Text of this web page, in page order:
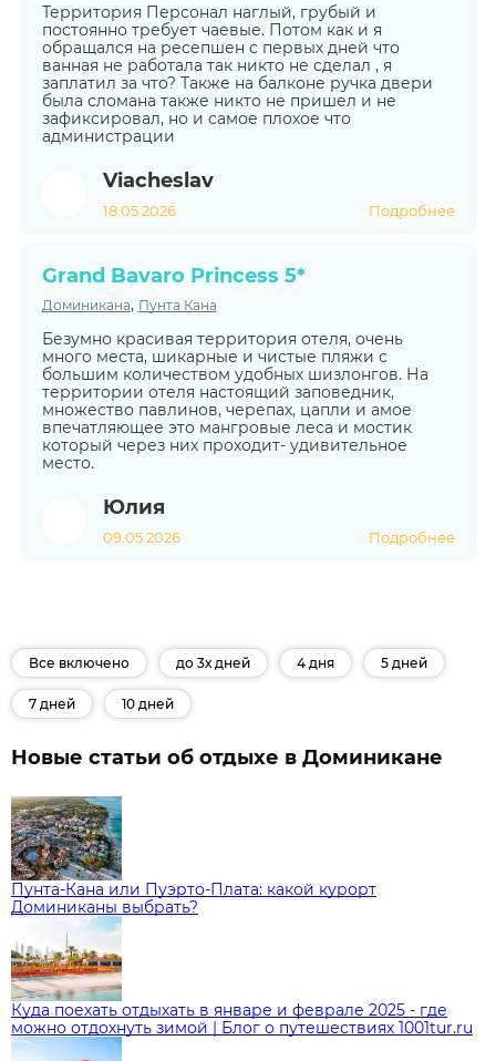
Территория Персонал наглый, грубый и
постоянно требует чаевые. Потом как и я
обращался на ресепшен с первых дней что
ванная не работала так никто не сделал , я
заплатил за что? Также на балконе ручка двери
была сломана также никто не пришел и не
зафиксировал, но и самое плохое что
администрации
Viacheslav
18.05.2026 Подробнее
Grand Bavaro Princess 5*
Доминикана, Пунта Кана
Безумно красивая территория отеля, очень
много места, шикарные и чистые пляжи с
большим количеством удобных шизлонгов. На
территории отеля настоящий заповедник,
множество павлинов, черепах, цапли и амое
впечатляющее это мангровые леса и мостик
который через них проходит- удивительное
место.
Юлия
09.05.2026 Подробнее
Все включено до 3х дней 4 дня 5 дней
7 дней 10 дней
Новые статьи об отдыхе в Доминикане
Пунта-Кана или Пуэрто-Плата: какой курорт
Доминиканы выбрать?
Куда поехать отдыхать в январе и феврале 2025 - где
можно отдохнуть зимой | Блог о путешествиях 1001tur.ru